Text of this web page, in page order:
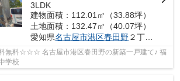
3LDK
建物面積：112.01㎡（33.88坪）
土地面積：132.47㎡（40.07坪）
愛知県名古屋市港区春田野２丁目1404-1
料☆☆☆ 名古屋市港区春田野の新築一戸建て♪ 福
学校